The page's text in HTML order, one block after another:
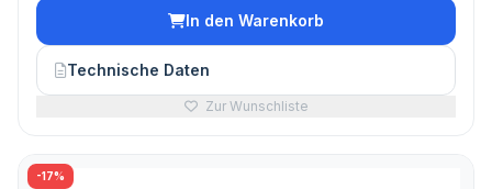
In den Warenkorb
Technische Daten
Zur Wunschliste
-17%